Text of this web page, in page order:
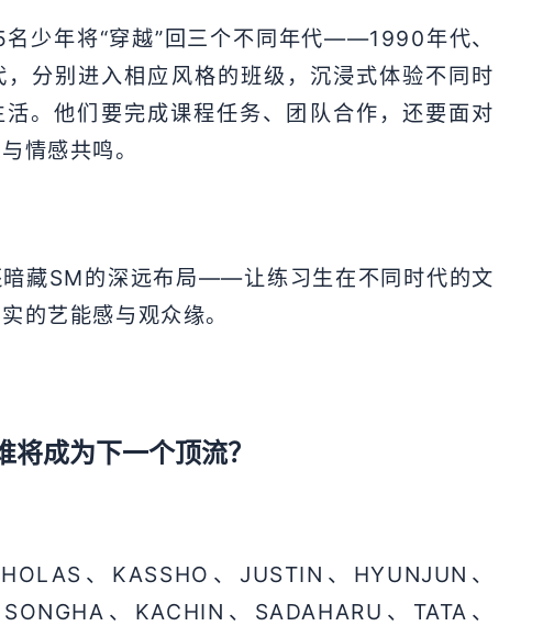
少年将“穿越”回三个不同年代——1990年代、
分别进入相应风格的班级，沉浸式体验不同时
。他们要完成课程任务、团队合作，还要面对
情感共鸣。
暗藏SM的深远布局——让练习生在不同时代的文
的艺能感与观众缘。
成为下一个顶流？
、KASSHO、JUSTIN、HYUNJUN、
、KACHIN、SADAHARU、TATA、